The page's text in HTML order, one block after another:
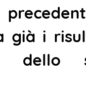
già i
dello